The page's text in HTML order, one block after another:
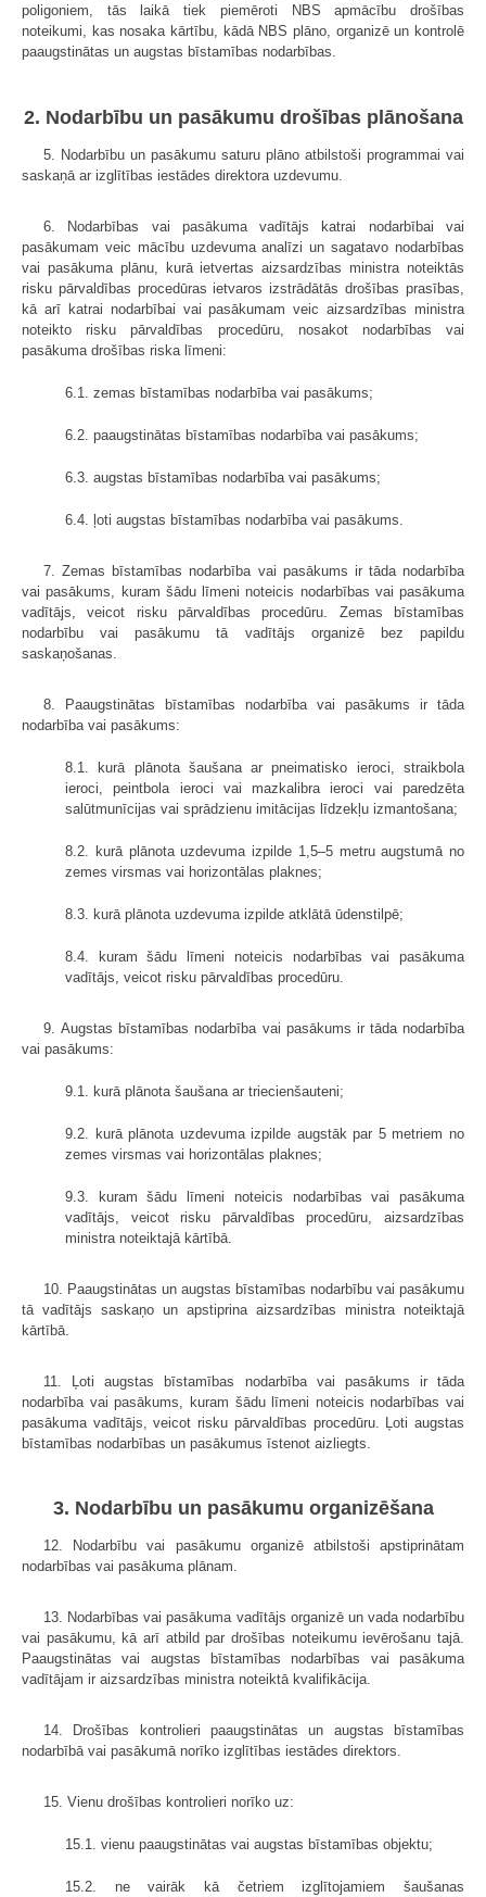
poligoniem, tās laikā tiek piemēroti NBS apmācību drošības
noteikumi, kas nosaka kārtību, kādā NBS plāno, organizē un kontrolē
paaugstinātas un augstas bīstamības nodarbības.
2. Nodarbību un pasākumu drošības plānošana
5. Nodarbību un pasākumu saturu plāno atbilstoši programmai vai
saskaņā ar izglītības iestādes direktora uzdevumu.
6. Nodarbības vai pasākuma vadītājs katrai nodarbībai vai
pasākumam veic mācību uzdevuma analīzi un sagatavo nodarbības
vai pasākuma plānu, kurā ietvertas aizsardzības ministra noteiktās
risku pārvaldības procedūras ietvaros izstrādātās drošības prasības,
kā arī katrai nodarbībai vai pasākumam veic aizsardzības ministra
noteikto risku pārvaldības procedūru, nosakot nodarbības vai
pasākuma drošības riska līmeni:
6.1. zemas bīstamības nodarbība vai pasākums;
6.2. paaugstinātas bīstamības nodarbība vai pasākums;
6.3. augstas bīstamības nodarbība vai pasākums;
6.4. ļoti augstas bīstamības nodarbība vai pasākums.
7. Zemas bīstamības nodarbība vai pasākums ir tāda nodarbība
vai pasākums, kuram šādu līmeni noteicis nodarbības vai pasākuma
vadītājs, veicot risku pārvaldības procedūru. Zemas bīstamības
nodarbību vai pasākumu tā vadītājs organizē bez papildu
saskaņošanas.
8. Paaugstinātas bīstamības nodarbība vai pasākums ir tāda
nodarbība vai pasākums:
8.1. kurā plānota šaušana ar pneimatisko ieroci, straikbola
ieroci, peintbola ieroci vai mazkalibra ieroci vai paredzēta
salūtmunīcijas vai sprādzienu imitācijas līdzekļu izmantošana;
8.2. kurā plānota uzdevuma izpilde 1,5–5 metru augstumā no
zemes virsmas vai horizontālas plaknes;
8.3. kurā plānota uzdevuma izpilde atklātā ūdenstilpē;
8.4. kuram šādu līmeni noteicis nodarbības vai pasākuma
vadītājs, veicot risku pārvaldības procedūru.
9. Augstas bīstamības nodarbība vai pasākums ir tāda nodarbība
vai pasākums:
9.1. kurā plānota šaušana ar triecienšauteni;
9.2. kurā plānota uzdevuma izpilde augstāk par 5 metriem no
zemes virsmas vai horizontālas plaknes;
9.3. kuram šādu līmeni noteicis nodarbības vai pasākuma
vadītājs, veicot risku pārvaldības procedūru, aizsardzības
ministra noteiktajā kārtībā.
10. Paaugstinātas un augstas bīstamības nodarbību vai pasākumu
tā vadītājs saskaņo un apstiprina aizsardzības ministra noteiktajā
kārtībā.
11. Ļoti augstas bīstamības nodarbība vai pasākums ir tāda
nodarbība vai pasākums, kuram šādu līmeni noteicis nodarbības vai
pasākuma vadītājs, veicot risku pārvaldības procedūru. Ļoti augstas
bīstamības nodarbības un pasākumus īstenot aizliegts.
3. Nodarbību un pasākumu organizēšana
12. Nodarbību vai pasākumu organizē atbilstoši apstiprinātam
nodarbības vai pasākuma plānam.
13. Nodarbības vai pasākuma vadītājs organizē un vada nodarbību
vai pasākumu, kā arī atbild par drošības noteikumu ievērošanu tajā.
Paaugstinātas vai augstas bīstamības nodarbības vai pasākuma
vadītājam ir aizsardzības ministra noteiktā kvalifikācija.
14. Drošības kontrolieri paaugstinātas un augstas bīstamības
nodarbībā vai pasākumā norīko izglītības iestādes direktors.
15. Vienu drošības kontrolieri norīko uz:
15.1. vienu paaugstinātas vai augstas bīstamības objektu;
15.2. ne vairāk kā četriem izglītojamiem šaušanas